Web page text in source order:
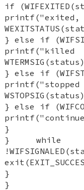
if
} else if
} else if
} else if
}
} while
}
}